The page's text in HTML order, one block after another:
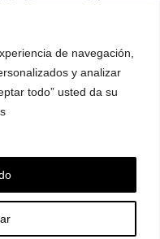
de navegación,
y analizar
todo” usted da su
mediante pruebas
Ministerio de Salud,
para articular una
24 horas tras los
los líderes de salud
del país se reunían